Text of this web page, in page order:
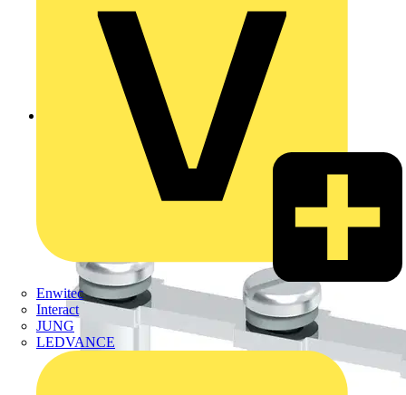
Enwitec
Interact
JUNG
LEDVANCE
Zurück zu Produkte